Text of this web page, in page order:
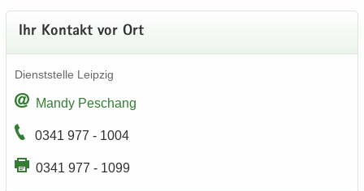
Ihr Kon­takt vor Ort
Dienst­stel­le Leip­zig
Mandy Peschang
0341 977 - 1004
0341 977 - 1099